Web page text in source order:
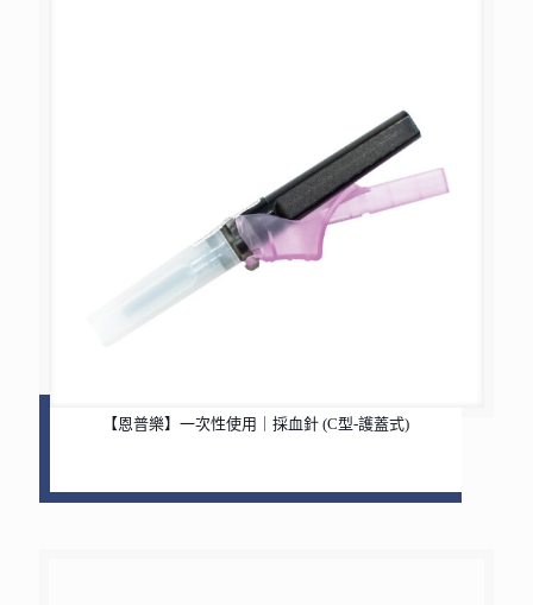
【恩普樂】一次性使用｜採血針 (C型-護蓋式)